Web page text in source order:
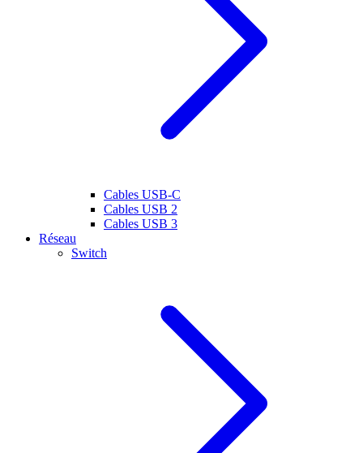
Cables USB-C
Cables USB 2
Cables USB 3
Réseau
Switch